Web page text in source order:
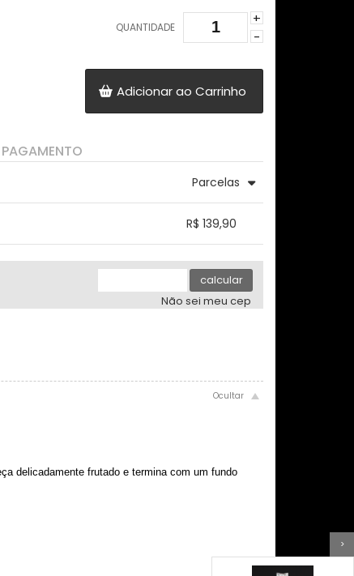
>
QUANTIDADE
+
-
Adicionar ao Carrinho
Parcelas
R$ 139,90
....
calcular
Não sei meu cep
delicadamente frutado e termina com um fundo